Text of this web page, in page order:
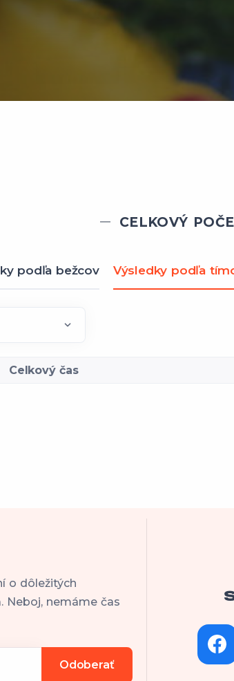
CELKOVÝ
podľa bežcov Výsledky podľa
Celkový čas
o dôležitých
Neboj, nemáme čas
Odoberať